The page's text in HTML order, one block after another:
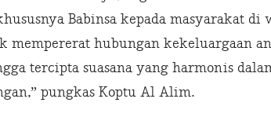
Babinsa kepada masyarakat
mempererat hubungan kekeluargaan
tercipta suasana yang harmonis
pungkas Koptu Al Alim.